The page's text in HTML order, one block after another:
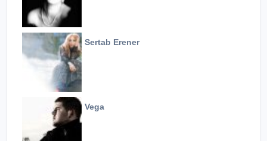
Sertab Erener
Vega